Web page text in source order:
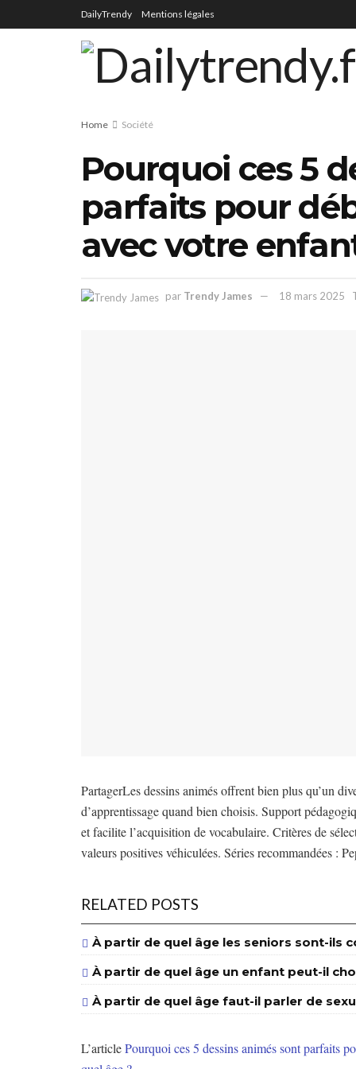
DailyTrendy Mentions légales
Home Société
Pourquoi ces 5
parfaits pour
avec votre
par Trendy James 18 mars 2025
PartagerLes dessins animés offrent bien plus qu’un
d’apprentissage quand bien choisis. Support
et facilite l’acquisition de vocabulaire. Critères de
valeurs positives véhiculées. Séries recommandées :
RELATED POSTS
À partir de quel âge les seniors sont-ils
À partir de quel âge un enfant peut-il
À partir de quel âge faut-il parler de
L’articlePourquoi ces 5 dessins animés sont parfaits